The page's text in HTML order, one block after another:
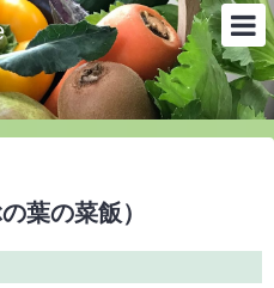
葉の菜飯）